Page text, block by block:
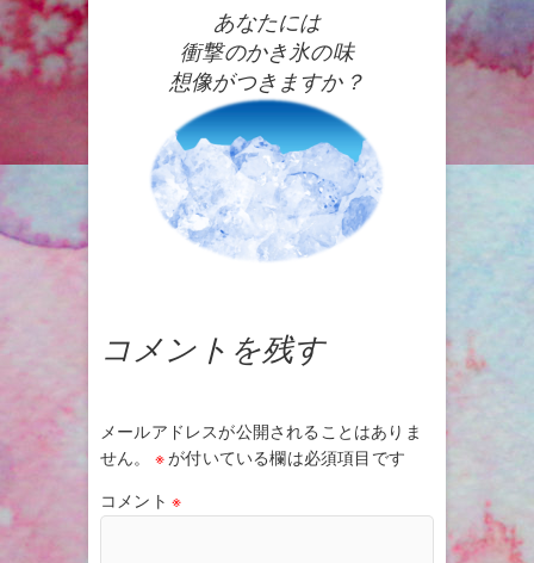
あなたには
衝撃のかき氷の味
想像がつきますか？
コメントを残す
メールアドレスが公開されることはありま
せん。
※が付いている欄は必須項目です
コメント ※